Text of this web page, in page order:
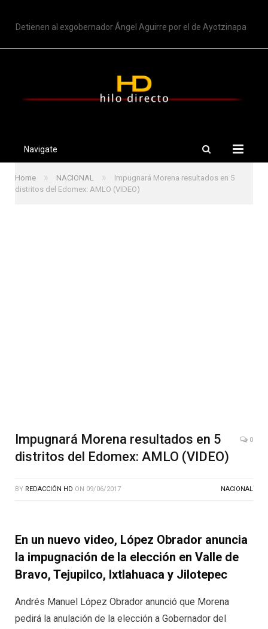
Detienen al exgobernador Ángel Aguirre por el de Ayotzinapa
Navigate
Home » NACIONAL »
Impugnará Morena resultados en 5
distritos del Edomex: AMLO (VIDEO)
Impugnará Morena resultados en 5
distritos del Edomex: AMLO (VIDEO)
0
BY REDACCIÓN HD ON 09/06/2017 NACIONAL
En un nuevo video, López Obrador anuncia
la impugnación de la elección en Valle de
Bravo, Tejupilco, Ixtlahuaca y Jilotepec
Andrés Manuel López Obrador anunció que Morena
pedirá la anulación de la elección a Gobernador del